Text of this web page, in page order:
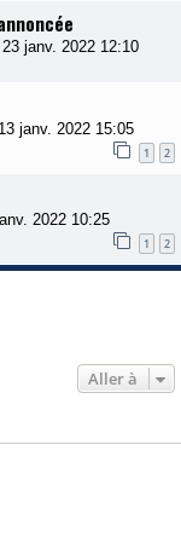
janv. 2022 12:10
janv. 2022 15:05
1 2
2022 10:25
1 2
Aller à